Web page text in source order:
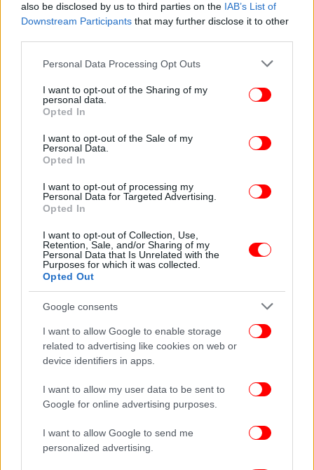
also be disclosed by us to third parties on the IAB’s List of
Downstream Participants that may further disclose it to other
Please note that this website/app uses one or more Google
not limited to your visit or usage behaviour. You may click to
grant or deny consent to Google and its third-party tags to
use your data for below specified purposes in below Google
consent section.
Personal Data Processing Opt Outs
I want to opt-out of the Sharing of my
personal data.
Opted In
I want to opt-out of the Sale of my
Personal Data.
Opted In
I want to opt-out of processing my
Personal Data for Targeted Advertising.
Opted In
I want to opt-out of Collection, Use,
Retention, Sale, and/or Sharing of my
Personal Data that Is Unrelated with the
Purposes for which it was collected.
Opted Out
Google consents
I want to allow Google to enable storage
related to advertising like cookies on web or
device identifiers in apps.
I want to allow my user data to be sent to
Google for online advertising purposes.
I want to allow Google to send me
personalized advertising.
«Όταν πρόκειται να λειτουργήσουμε πέρα από τα
φαντασίας, η επιγραφή αυτή είναι απαραίτητη»,
πρόσθεσε ο Φίνκελ. Ο Βαβυλώνιος γραφέας
χαρτογράφησε, επίσης, αυτό που πίστευε πως
υπήρχε έξω από τον κόσμο του,
συμπεριλαμβανομένων μυθικών πλασμάτων και
εδαφών, καθώς και μια αναφορά σε μια γνωστή
σήμερα ιστορία - ουσιαστικά τη βαβυλωνιακή
εκδοχή της βιβλικής ιστορίας της Κιβωτού του
Οι αρχαίοι Βαβυλώνιοι πίστευαν ότι τα
απομεινάρια της γιγάντιας κιβωτού που
κατασκεύασε το 1800 π.Χ. η δική τους εκδοχή του